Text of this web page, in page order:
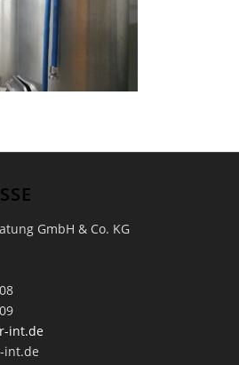
GmbH & Co. KG
int.de
int.de